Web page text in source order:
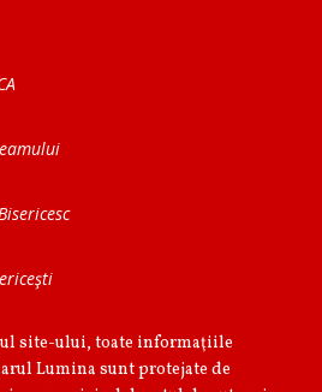
site-ului, toate informaţiile
Lumina sunt protejate de